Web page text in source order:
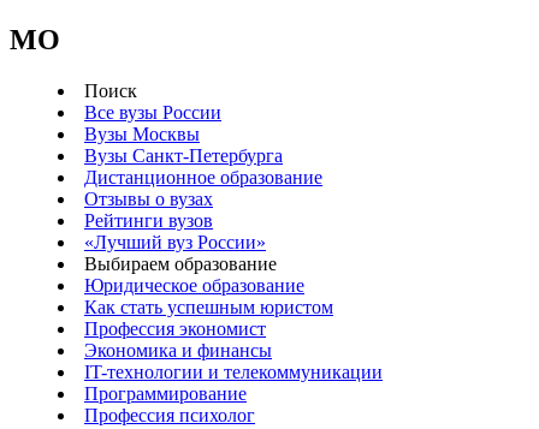
MO
Поиск
Все вузы России
Вузы Москвы
Вузы Санкт-Петербурга
Дистанционное образование
Отзывы о вузах
Рейтинги вузов
«Лучший вуз России»
Выбираем образование
Юридическое образование
Как стать успешным юристом
Профессия экономист
Экономика и финансы
IT-технологии и телекоммуникации
Программирование
Профессия психолог